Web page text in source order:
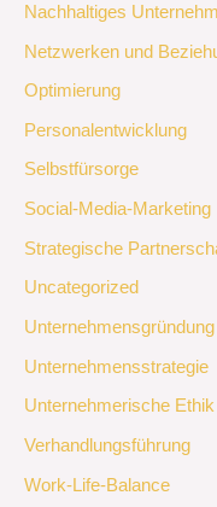
Nachhaltiges
Netzwerken und
Optimierung
Personalentwicklung
Selbstfürsorge
Social-Media-Marketing
Strategische
Uncategorized
Unternehmensgründung
Unternehmensstrategie
Unternehmerische
Verhandlungsführung
Work-Life-Balance